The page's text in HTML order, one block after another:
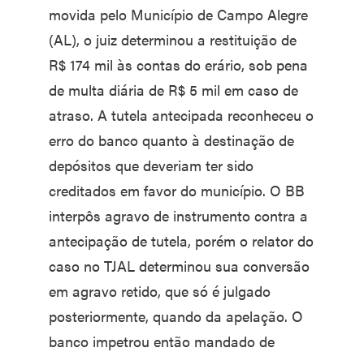
movida pelo Município de Campo Alegre
(AL), o juiz determinou a restituição de
R$ 174 mil às contas do erário, sob pena
de multa diária de R$ 5 mil em caso de
atraso. A tutela antecipada reconheceu o
erro do banco quanto à destinação de
depósitos que deveriam ter sido
creditados em favor do município. O BB
interpôs agravo de instrumento contra a
antecipação de tutela, porém o relator do
caso no TJAL determinou sua conversão
em agravo retido, que só é julgado
posteriormente, quando da apelação. O
banco impetrou então mandado de